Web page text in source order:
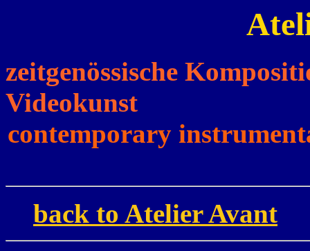
zeitgenössische
Videokunst
contemporary
back to Atelier Avant